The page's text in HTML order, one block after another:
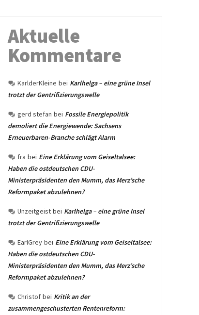
Aktuelle
Kommentare
KarlderKleine bei Karlhelga – eine grüne Insel
trotzt der Gentrifizierungswelle
gerd stefan bei Fossile Energiepolitik
demoliert die Energiewende: Sachsens
Erneuerbaren-Branche schlägt Alarm
fra bei Eine Erklärung vom Geiseltalsee:
Haben die ostdeutschen CDU-
Ministerpräsidenten den Mumm, das Merz’sche
Reformpaket abzulehnen?
Unzeitgeist bei Karlhelga – eine grüne Insel
trotzt der Gentrifizierungswelle
EarlGrey bei Eine Erklärung vom Geiseltalsee:
Haben die ostdeutschen CDU-
Ministerpräsidenten den Mumm, das Merz’sche
Reformpaket abzulehnen?
Christof bei Kritik an der
zusammengeschusterten Rentenreform: